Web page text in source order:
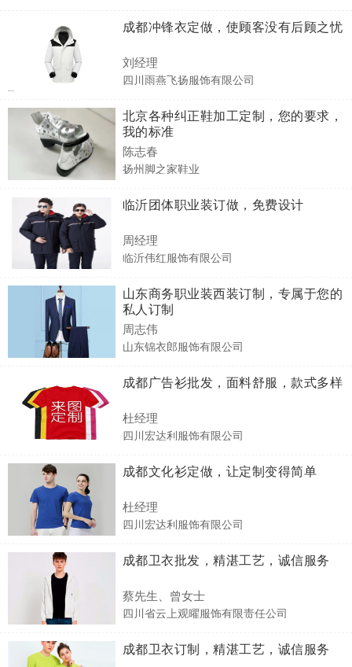
成都冲锋衣定做，使顾客没有后顾之忧
刘经理
四川雨燕飞扬服饰有限公司
北京各种纠正鞋加工定制，您的要求，
我的标准
陈志春
扬州脚之家鞋业
临沂团体职业装订做，免费设计
周经理
临沂伟红服饰有限公司
山东商务职业装西装订制，专属于您的
私人订制
周志伟
山东锦衣郎服饰有限公司
成都广告衫批发，面料舒服，款式多样
杜经理
四川宏达利服饰有限公司
成都文化衫定做，让定制变得简单
杜经理
四川宏达利服饰有限公司
成都卫衣批发，精湛工艺，诚信服务
蔡先生、曾女士
四川省云上观曜服饰有限责任公司
成都卫衣订制，精湛工艺，诚信服务